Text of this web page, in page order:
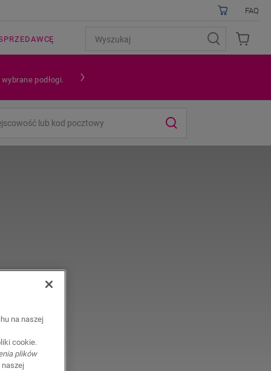
FAQ
podłogi.
na naszej
cookie.
plików